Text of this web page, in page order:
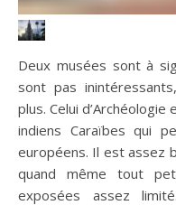
Deux musées sont à
sont pas
plus. Celui
indiens Caraïbes qui
européens. Il est assez
quand même tout
exposées assez